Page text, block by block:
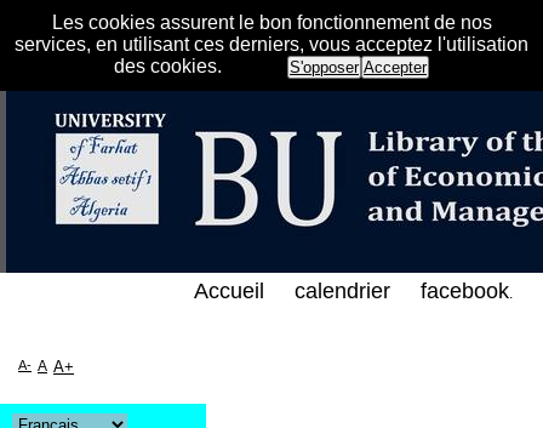
Les cookies assurent le bon fonctionnement de nos
services, en utilisant ces derniers, vous acceptez l'utilisation
des cookies.
S'opposer Accepter
الإلكتروني على الخط المباشر لمكتبة كلية
Accueil calendrier facebook.
A- A A+